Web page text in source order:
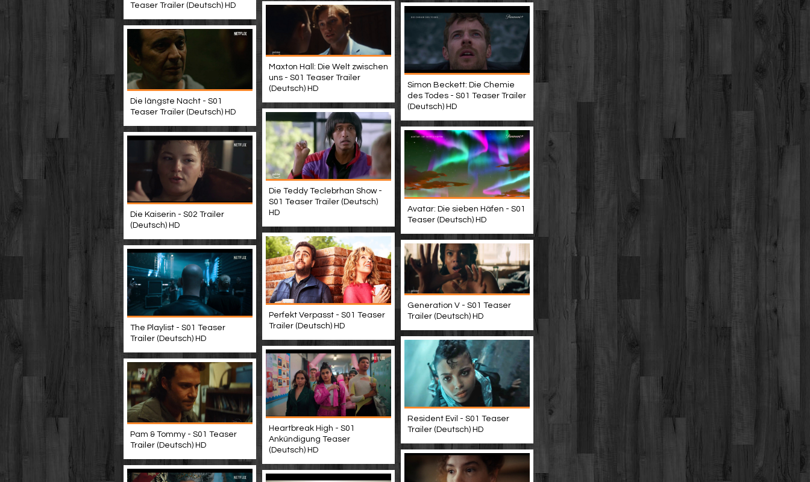
Teaser Trailer (Deutsch) HD
Maxton Hall: Die Welt zwischen
uns - S01 Teaser Trailer
(Deutsch) HD
Simon Beckett: Die Chemie
des Todes - S01 Teaser Trailer
(Deutsch) HD
Die längste Nacht - S01
Teaser Trailer (Deutsch) HD
Die Teddy Teclebrhan Show -
S01 Teaser Trailer (Deutsch)
HD
Avatar: Die sieben Häfen - S01
Teaser (Deutsch) HD
Die Kaiserin - S02 Trailer
(Deutsch) HD
Perfekt Verpasst - S01 Teaser
Trailer (Deutsch) HD
Generation V - S01 Teaser
Trailer (Deutsch) HD
The Playlist - S01 Teaser
Trailer (Deutsch) HD
Resident Evil - S01 Teaser
Trailer (Deutsch) HD
Heartbreak High - S01
Ankündigung Teaser
(Deutsch) HD
Pam & Tommy - S01 Teaser
Trailer (Deutsch) HD